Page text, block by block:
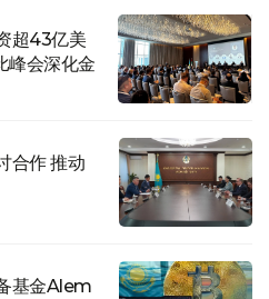
超43亿美
峰会深化金
合作 推动
基金Alem